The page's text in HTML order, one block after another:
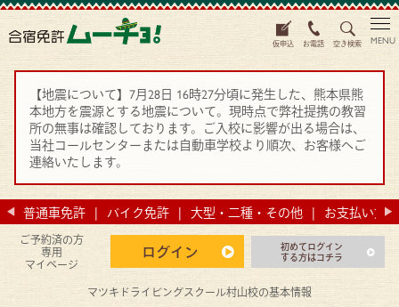
仮申込 お電話 空き検索
【地震について】7月28日 16時27分頃に発生した、熊本県熊
本地方を震源とする地震について。現時点で弊社提携の教習
所の無事は確認しております。ご入校に影響が出る場合は、
当社コールセンターまたは自動車学校より順次、お客様へご
連絡いたします。
普通車免許 バイク免許 大型・二種・その他 お支払い方法
ご予約済の方
専用
マイページ
ログイン
初めてログイン
する方はコチラ
MENU
マツキドライビングスクール村山校の基本情報